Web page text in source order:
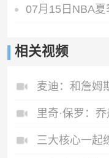
07月15日NBA
相关视频